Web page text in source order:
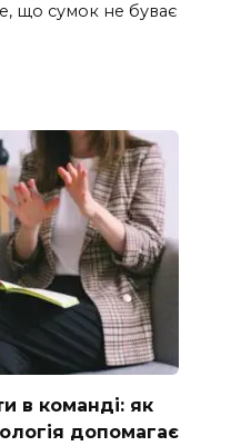
що сумок не буває
в команді: як
допомагає